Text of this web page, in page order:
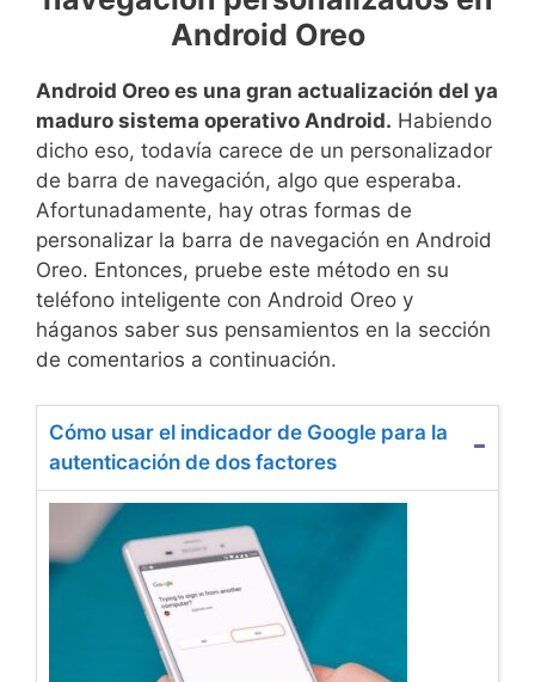
Android Oreo
Android Oreo es una gran actualización del ya
maduro sistema operativo Android. Habiendo
dicho eso, todavía carece de un personalizador
de barra de navegación, algo que esperaba.
Afortunadamente, hay otras formas de
personalizar la barra de navegación en Android
Oreo. Entonces, pruebe este método en su
teléfono inteligente con Android Oreo y
háganos saber sus pensamientos en la sección
de comentarios a continuación.
Cómo usar el indicador de Google para la
autenticación de dos factores